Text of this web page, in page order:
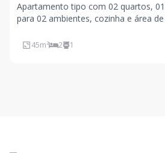
Apartamento tipo com 02 quartos,
para 02 ambientes, cozinha e área de serviço. Área
garagem descobertas. Janelas de alumínio e prédio
45m² 2 1